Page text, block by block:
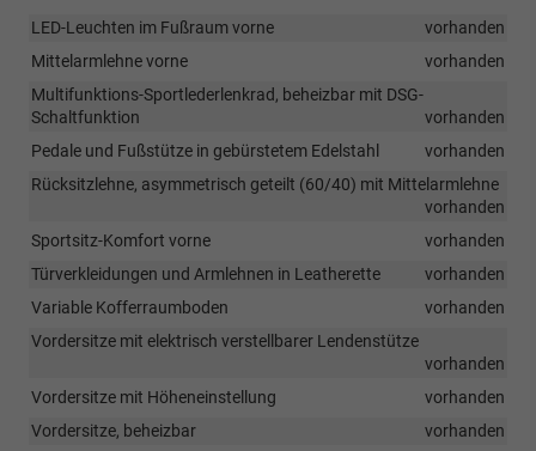
LED-Leuchten im Fußraum vorne
vorhanden
Mittelarmlehne vorne
vorhanden
Multifunktions-Sportlederlenkrad, beheizbar mit DSG-
Schaltfunktion
vorhanden
Pedale und Fußstütze in gebürstetem Edelstahl
vorhanden
Rücksitzlehne, asymmetrisch geteilt (60/40) mit Mittelarmlehne
vorhanden
Sportsitz-Komfort vorne
vorhanden
Türverkleidungen und Armlehnen in Leatherette
vorhanden
Variable Kofferraumboden
vorhanden
Vordersitze mit elektrisch verstellbarer Lendenstütze
vorhanden
Vordersitze mit Höheneinstellung
vorhanden
Vordersitze, beheizbar
vorhanden